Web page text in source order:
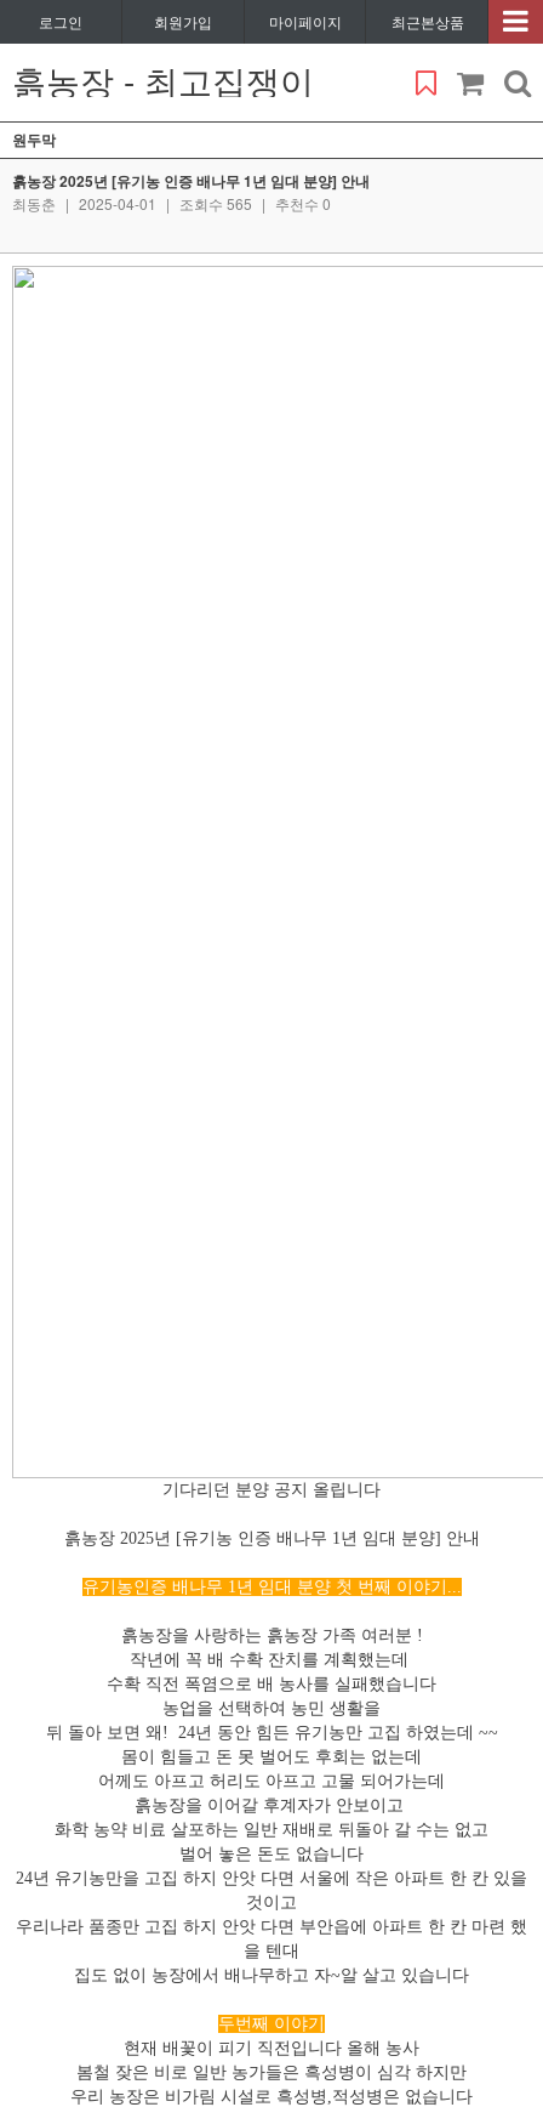
로그인 회원가입 마이페이지 최근본상품
흙농장 - 최고집쟁이
원두막
흙농장 2025년 [유기농 인증 배나무 1년 임대 분양] 안내
최동춘 | 2025-04-01 | 조회수 565 | 추천수 0
기다리던 분양 공지 올립니다
흙농장 2025년 [유기농 인증 배나무 1년 임대 분양] 안내
유기농인증 배나무 1년 임대 분양 첫 번째 이야기 ...
흙농장을 사랑하는 흙농장 가족 여러분 !
작년에 꼭 배 수확 잔치를 계획했는데
수확 직전 폭염으로 배 농사를 실패했습니다
농업을 선택하여 농민 생활을
뒤 돌아 보면 왜 ! 24년 동안 힘든 유기농만 고집 하였는데
~~
몸이 힘들고 돈 못 벌어도 후회는 없는데
어께도 아프고 허리도 아프고 고물 되어가는데
흙농장을 이어갈 후계자가 안보이고
화학 농약 비료 살포하는 일반 재배로 뒤돌아 갈 수는 없고
벌어 놓은 돈도 없습니다
24년 유기농만을 고집 하지 안앗 다면 서울에 작은 아파트 한 칸 있을
것이고
우리나라 품종만 고집 하지 안앗 다면 부안읍에 아파트 한 칸 마련 했
을 텐대
집도 없이 농장에서 배나무하고 자~알 살고 있습니다
두번째 이야기
현재 배꽃이 피기 직전입니다 올해 농사
봄철 잦은 비로 일반 농가들은 흑성병이 심각 하지만
우리 농장은 비가림 시설로 흑성병 ,적성병은 없습니다